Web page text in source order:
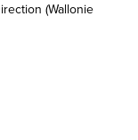
(Wallonie